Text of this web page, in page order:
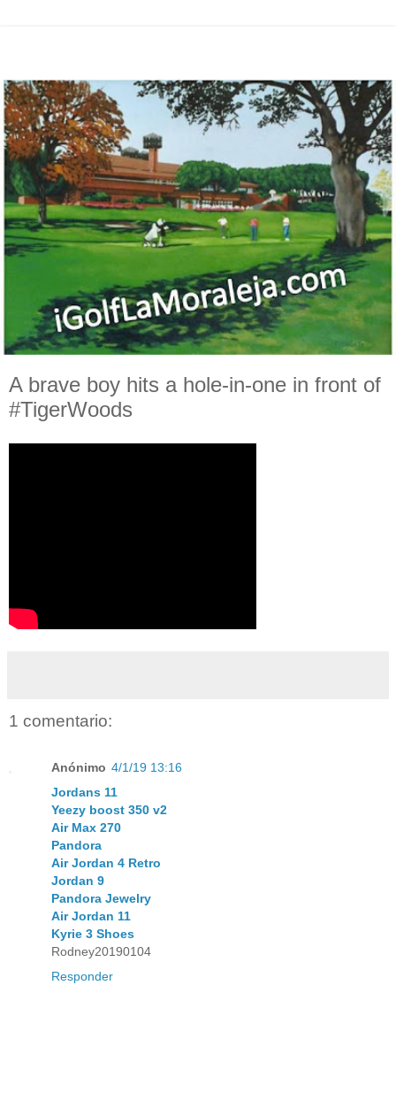
A brave boy hits a hole-in-one in front of
#TigerWoods
1 comentario:
Anónimo 4/1/19 13:16
Jordans 11
Yeezy boost 350 v2
Air Max 270
Pandora
Air Jordan 4 Retro
Jordan 9
Pandora Jewelry
Air Jordan 11
Kyrie 3 Shoes
Rodney20190104
Responder